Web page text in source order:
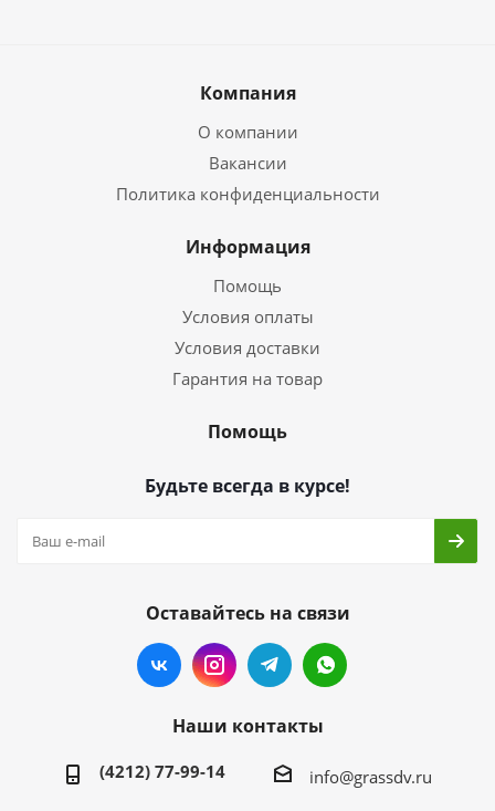
Компания
О компании
Вакансии
Политика конфиденциальности
Информация
Помощь
Условия оплаты
Условия доставки
Гарантия на товар
Помощь
Будьте всегда в курсе!
Оставайтесь на связи
Наши контакты
(4212) 77-99-14 info@grassdv.ru